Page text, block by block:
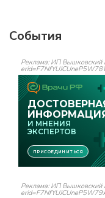
События
Реклама: ИП Вышковский
Реклама: ИП Вышковский